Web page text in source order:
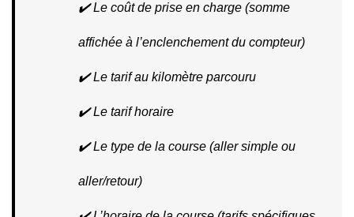
✔️ Le coût de prise en charge (somme
affichée à l’enclenchement du compteur)
✔️ Le tarif au kilomètre parcouru
✔️ Le tarif horaire
✔️ Le type de la course (aller simple ou
aller/retour)